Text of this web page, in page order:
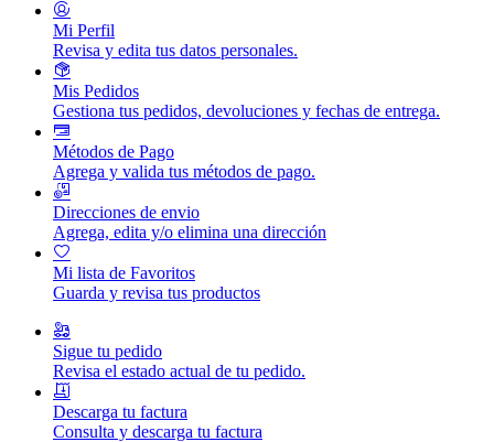
Mi Perfil
Revisa y edita tus datos personales.
Mis Pedidos
Gestiona tus pedidos, devoluciones y fechas de entrega.
Métodos de Pago
Agrega y valida tus métodos de pago.
Direcciones de envio
Agrega, edita y/o elimina una dirección
Mi lista de Favoritos
Guarda y revisa tus productos
Sigue tu pedido
Revisa el estado actual de tu pedido.
Descarga tu factura
Consulta y descarga tu factura